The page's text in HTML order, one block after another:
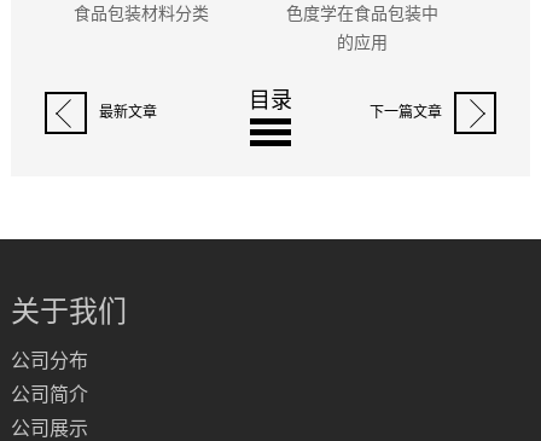
食品包装材料分类
色度学在食品包装中
的应用
最新文章 目录 下一篇文章
关于我们
公司分布
公司简介
公司展示